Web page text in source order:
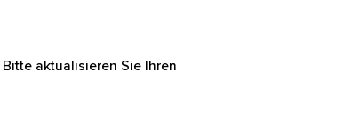
aktualisieren Sie Ihren